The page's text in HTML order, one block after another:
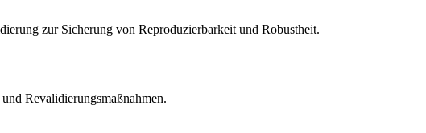
zur Sicherung von Reproduzierbarkeit und Robustheit.
Revalidierungsmaßnahmen.